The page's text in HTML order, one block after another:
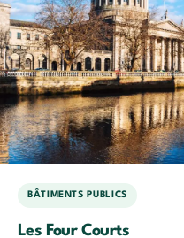
BÂTIMENTS PUBLICS
Les Four Courts